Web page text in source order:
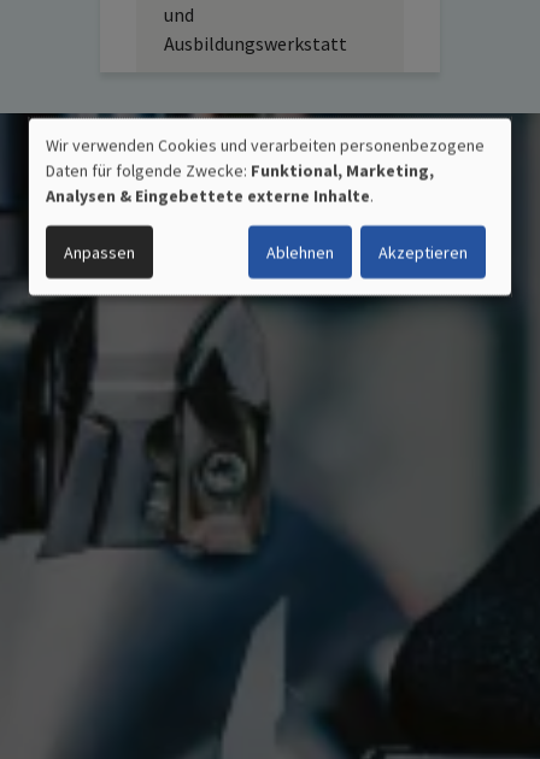
und
Ausbildungswerkstatt
VERWENDUNG
PERSONENBEZOGENER
DATEN
UND
COOKIES
Wir verwenden Cookies und verarbeiten personenbezogene
Daten für folgende Zwecke: Funktional, Marketing,
Analysen & Eingebettete externe Inhalte.
Anpassen Ablehnen Akzeptieren